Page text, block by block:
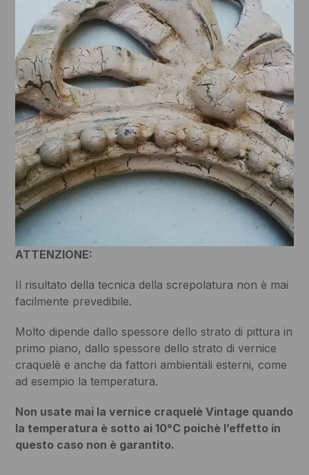
ATTENZIONE:
Il risultato della tecnica della screpolatura non è mai
facilmente prevedibile.
Molto dipende dallo spessore dello strato di pittura in
primo piano, dallo spessore dello strato di vernice
craquelè e anche da fattori ambientali esterni, come
ad esempio la temperatura.
Non usate mai la vernice craquelè Vintage quando
la temperatura è sotto ai 10°C poichè l’effetto in
questo caso non è garantito.